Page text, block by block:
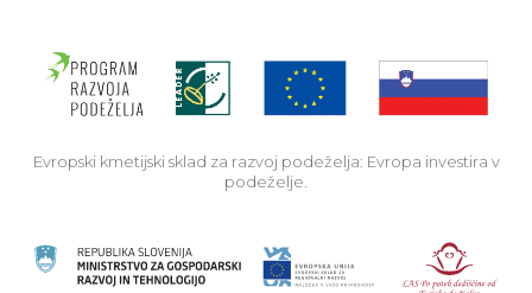
Evropski kmetijski sklad za razvoj podeželja: Evropa investira v
podeželje.